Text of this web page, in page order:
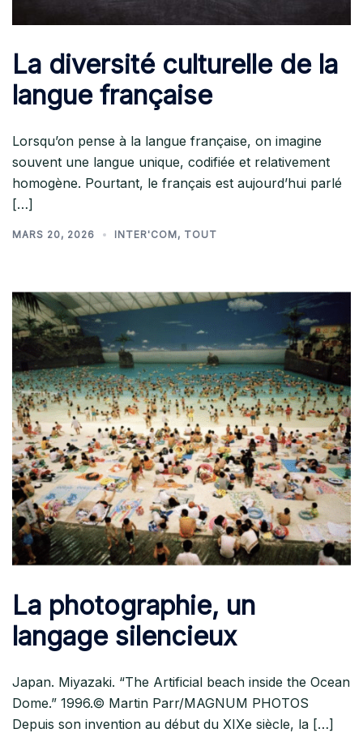
La diversité culturelle de la
langue française
Lorsqu’on pense à la langue française, on imagine
souvent une langue unique, codifiée et relativement
homogène. Pourtant, le français est aujourd’hui parlé
[…]
MARS 20, 2026 INTER'COM, TOUT
La photographie, un
langage silencieux
Japan. Miyazaki. “The Artificial beach inside the Ocean
Dome.” 1996.© Martin Parr/MAGNUM PHOTOS
Depuis son invention au début du XIXe siècle, la […]